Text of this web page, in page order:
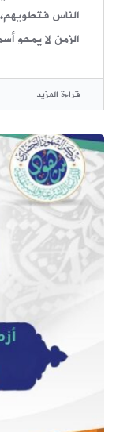
الناس
الزمن لا يمحو
قراءة المزيد